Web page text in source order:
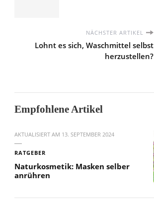
NÄCHSTER ARTIKEL
Lohnt es sich, Waschmittel selbst
herzustellen?
Empfohlene Artikel
AKTUALISIERT AM 13. SEPTEMBER 2024
RATGEBER
Naturkosmetik: Masken selber
anrühren